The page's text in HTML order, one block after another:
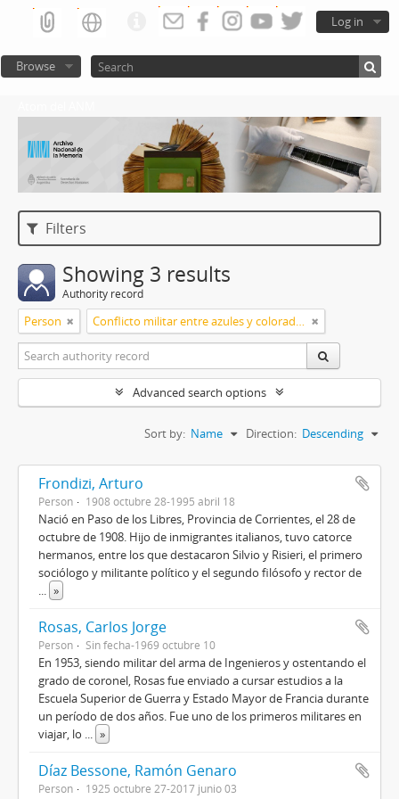
Log in
Browse
Filters
Showing 3 results
Authority record
Person Conflicto militar entre azules y colorados
Advanced search options
Sort by: Name Direction: Descending
Frondizi, Arturo
Person 1908 octubre 28-1995 abril 18
Nació en Paso de los Libres, Provincia de Corrientes, el 28 de
octubre de 1908. Hijo de inmigrantes italianos, tuvo catorce
hermanos, entre los que destacaron Silvio y Risieri, el primero
sociólogo y militante político y el segundo filósofo y rector de
... »
Rosas, Carlos Jorge
Person Sin fecha-1969 octubre 10
En 1953, siendo militar del arma de Ingenieros y ostentando el
grado de coronel, Rosas fue enviado a cursar estudios a la
Escuela Superior de Guerra y Estado Mayor de Francia durante
un período de dos años. Fue uno de los primeros militares en
viajar, lo ... »
Díaz Bessone, Ramón Genaro
Person 1925 octubre 27-2017 junio 03